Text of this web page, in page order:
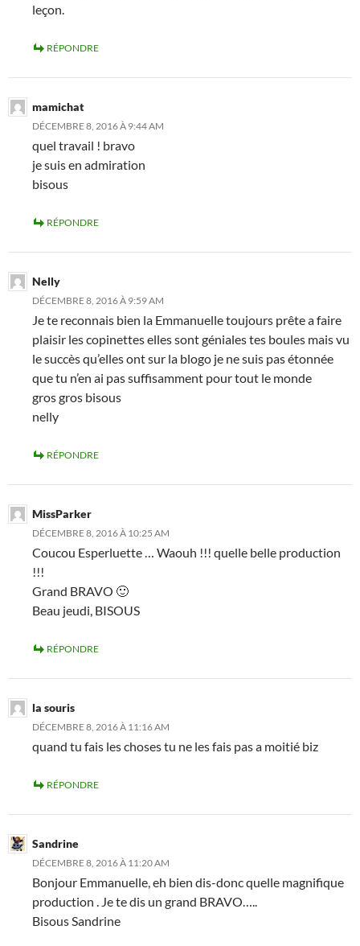
leçon.
RÉPONDRE
mamichat
DÉCEMBRE 8, 2016 À 9:44 AM
quel travail ! bravo
je suis en admiration
bisous
RÉPONDRE
Nelly
DÉCEMBRE 8, 2016 À 9:59 AM
Je te reconnais bien la Emmanuelle toujours prête a faire
plaisir les copinettes elles sont géniales tes boules mais vu
le succès qu’elles ont sur la blogo je ne suis pas étonnée
que tu n’en ai pas suffisamment pour tout le monde
gros gros bisous
nelly
RÉPONDRE
MissParker
DÉCEMBRE 8, 2016 À 10:25 AM
Coucou Esperluette … Waouh !!! quelle belle production
!!!
Grand BRAVO 🙂
Beau jeudi, BISOUS
RÉPONDRE
la souris
DÉCEMBRE 8, 2016 À 11:16 AM
quand tu fais les choses tu ne les fais pas a moitié biz
RÉPONDRE
Sandrine
DÉCEMBRE 8, 2016 À 11:20 AM
Bonjour Emmanuelle, eh bien dis-donc quelle magnifique
production . Je te dis un grand BRAVO…..
Bisous Sandrine